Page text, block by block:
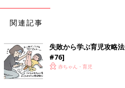
関連記事
失敗から学ぶ育児攻略
#76]
赤ちゃん・育児